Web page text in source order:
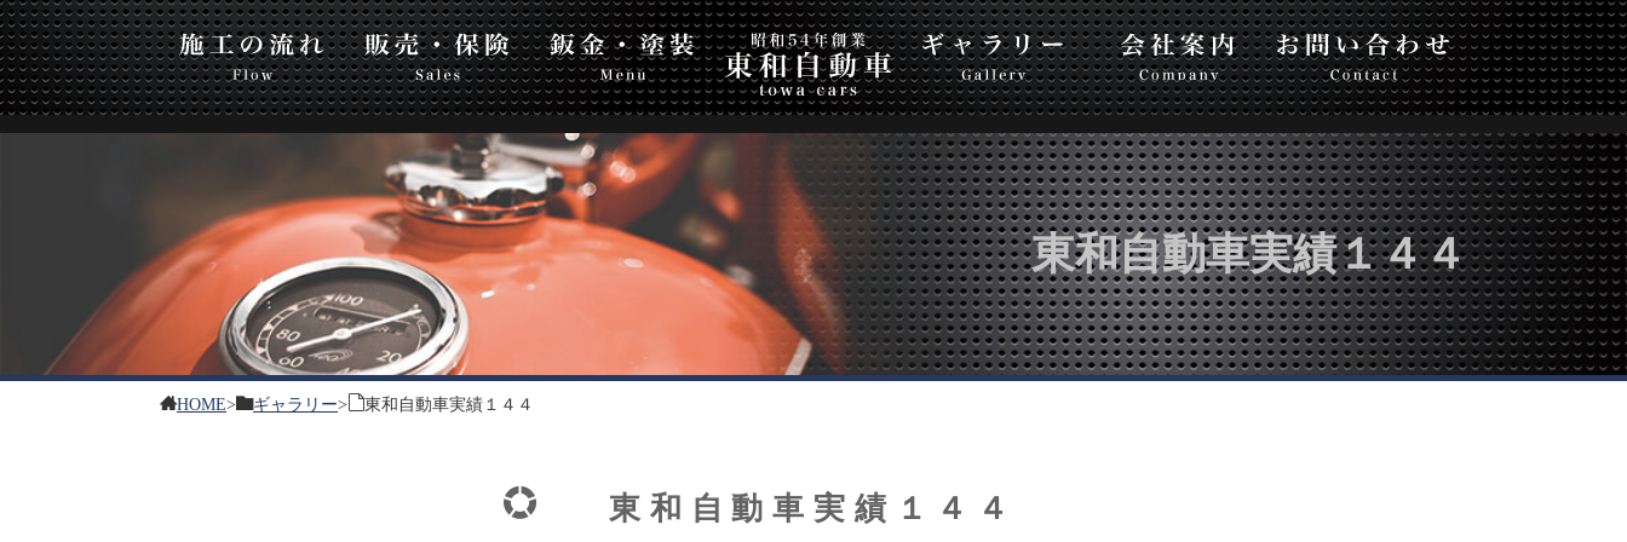
れ 販売・保険 板金・塗装
東和自動車Top Page
ギャラリー 会社案内 お問い合わせ
東和自動車実績１４４
HOME> ギャラリー> 東和自動車実績１４４
東和自動車実績１４４